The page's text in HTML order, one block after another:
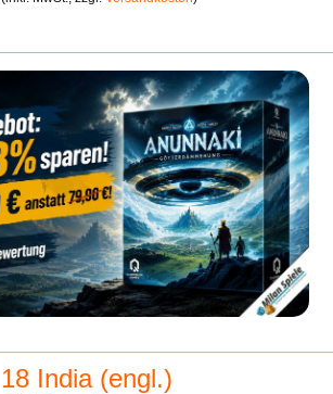
18 India (engl.)